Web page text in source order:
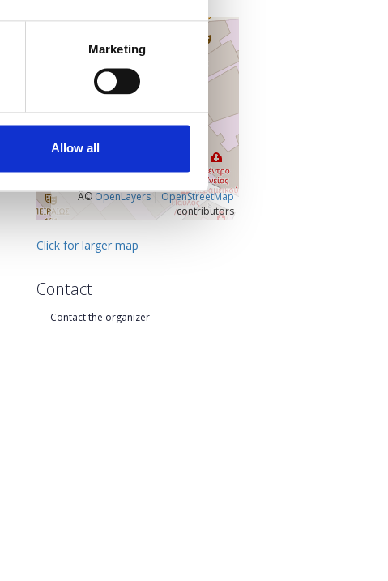
Marketing
Allow all
Â©OpenLayers|OpenStreetMap
contributors
Click for larger map
Contact
Contact the organizer